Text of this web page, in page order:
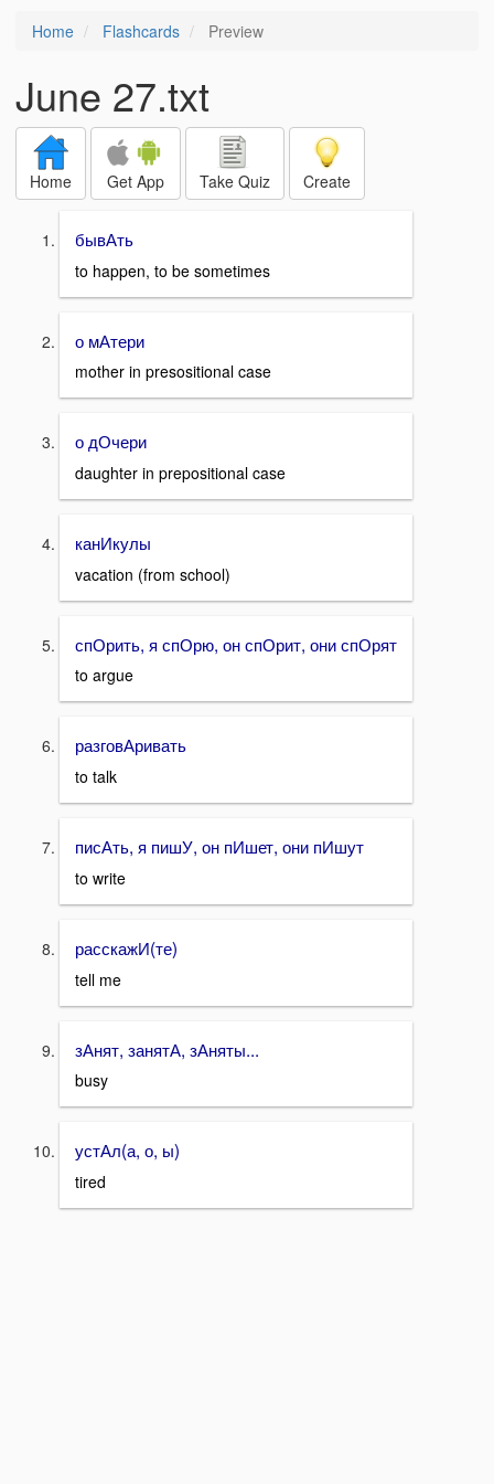
Home Flashcards Preview
June 27.txt
Home Get App Take Quiz Create
бывАть
to happen, to be sometimes
о мАтери
mother in presositional case
о дОчери
daughter in prepositional case
канИкулы
vacation (from school)
спОрить, я спОрю, он спОрит, они спОрят
to argue
разговАривать
to talk
писАть, я пишУ, он пИшет, они пИшут
to write
расскажИ(те)
tell me
зАнят, занятА, зАняты...
busy
устАл(а, о, ы)
tired